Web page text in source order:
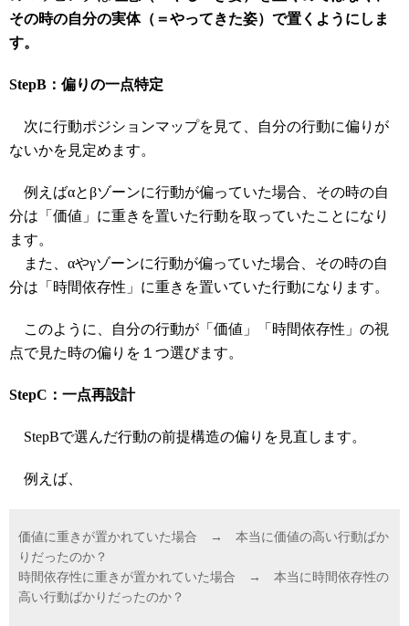
その時の自分の実体（＝やってきた姿）で置くようにしま
す。
StepB：偏りの一点特定
次に行動ポジションマップを見て、自分の行動に偏りが
ないかを見定めます。
例えばαとβゾーンに行動が偏っていた場合、その時の自
分は「価値」に重きを置いた行動を取っていたことになり
ます。
また、αやγゾーンに行動が偏っていた場合、その時の自
分は「時間依存性」に重きを置いていた行動になります。
このように、自分の行動が「価値」「時間依存性」の視
点で見た時の偏りを１つ選びます。
StepC：一点再設計
StepBで選んだ行動の前提構造の偏りを見直します。
例えば、
価値に重きが置かれていた場合 → 本当に価値の高い行動ばか
りだったのか？
時間依存性に重きが置かれていた場合 → 本当に時間依存性の
高い行動ばかりだったのか？